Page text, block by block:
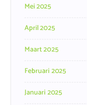
Mei 2025
April 2025
Maart 2025
Februari 2025
Januari 2025